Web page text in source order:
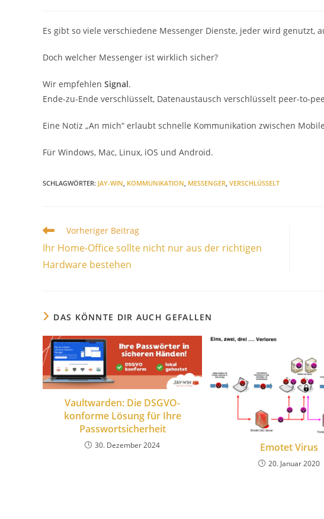
Es gibt so viele verschiedene Messenger Dienste, jeder wird genutzt,
Doch welcher Messenger ist wirklich sicher?
Wir empfehlen Signal.
Ende-zu-Ende verschlüsselt, Datenaustausch verschlüsselt peer-to-
Eine Notiz „An mich“ erlaubt schnelle Kommunikation zwischen
Für Windows, Mac, Linux, iOS und Android.
SCHLAGWÖRTER: JAY-WIN, KOMMUNIKATION, MESSENGER, VERSCHLÜSSELT
Weitere
Artikel
ansehen
Vorheriger Beitrag
Ihr Home-Office sollte nicht nur aus der richtigen
Hardware bestehen
DAS KÖNNTE DIR AUCH GEFALLEN
Vaultwarden: Die DSGVO-
konforme Lösung für Ihre
Passwortsicherheit
30. Dezember 2024 Emotet Virus
20. Januar 2020